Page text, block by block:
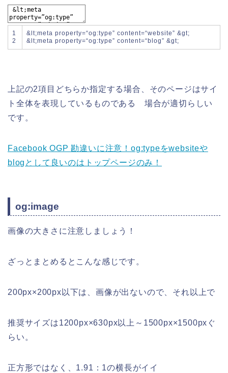
1
2
& lt;meta property=“og:type” content=“website” &gt;
& lt;meta property=“og:type” content=“blog” &gt;
上記の2項目どちらか指定する場合、 そのページはサイ
ト全体を表現しているものである 場合が適切 らしい
です。
Facebook OGP 勘違いに注意！og:typeをwebsiteや
blogとして良いのはトップページのみ！
og:image
画像の大きさに注意しましょう！
ざっとまとめるとこんな感じです。
200px×200px以下は、画像が出ないので、それ以上で
推奨サイズは1200px×630px以上～1500px×1500pxぐ
らい。
正方形ではなく、1.91：1の横長がイイ